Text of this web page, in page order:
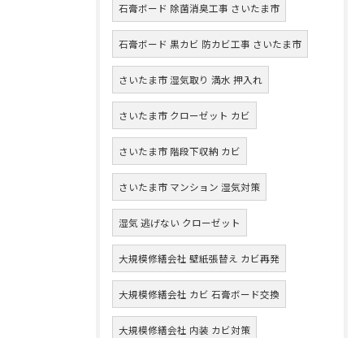
石膏ボード 除菌消臭工事 さいたま市
石膏ボード 黒カビ 防カビ工事 さいたま市
さいたま市 湿気取り 満水 押入れ
さいたま市 クローゼット カビ
さいたま市 階段下収納 カビ
さいたま市 マンション 湿気対策
湿気 逃げない クローゼット
大規模修繕会社 壁紙張替え カビ再発
大規模修繕会社 カビ 石膏ボード交換
大規模修繕会社 内装 カビ対策